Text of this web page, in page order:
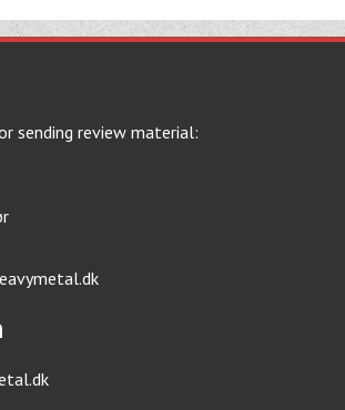
sending review material: